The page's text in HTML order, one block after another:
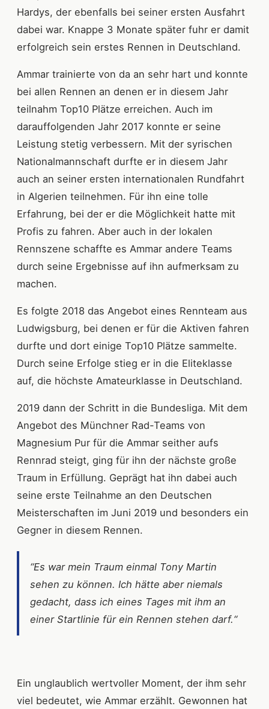
Hardys, der ebenfalls bei seiner ersten Ausfahrt
dabei war. Knappe 3 Monate später fuhr er damit
erfolgreich sein erstes Rennen in Deutschland.
Ammar trainierte von da an sehr hart und konnte
bei allen Rennen an denen er in diesem Jahr
teilnahm Top10 Plätze erreichen. Auch im
darauffolgenden Jahr 2017 konnte er seine
Leistung stetig verbessern. Mit der syrischen
Nationalmannschaft durfte er in diesem Jahr
auch an seiner ersten internationalen Rundfahrt
in Algerien teilnehmen. Für ihn eine tolle
Erfahrung, bei der er die Möglichkeit hatte mit
Profis zu fahren. Aber auch in der lokalen
Rennszene schaffte es Ammar andere Teams
durch seine Ergebnisse auf ihn aufmerksam zu
machen.
Es folgte 2018 das Angebot eines Rennteam aus
Ludwigsburg, bei denen er für die Aktiven fahren
durfte und dort einige Top10 Plätze sammelte.
Durch seine Erfolge stieg er in die Eliteklasse
auf, die höchste Amateurklasse in Deutschland.
2019 dann der Schritt in die Bundesliga. Mit dem
Angebot des Münchner Rad-Teams von
Magnesium Pur für die Ammar seither aufs
Rennrad steigt, ging für ihn der nächste große
Traum in Erfüllung. Geprägt hat ihn dabei auch
seine erste Teilnahme an den Deutschen
Meisterschaften im Juni 2019 und besonders ein
Gegner in diesem Rennen.
“Es war mein Traum einmal Tony Martin
sehen zu können. Ich hätte aber niemals
gedacht, dass ich eines Tages mit ihm an
einer Startlinie für ein Rennen stehen darf.“
Ein unglaublich wertvoller Moment, der ihm sehr
viel bedeutet, wie Ammar erzählt. Gewonnen hat